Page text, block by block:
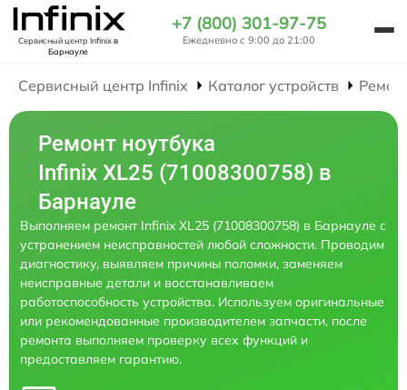
Сервисный центр Infinixв
Барнауле
+7 (800) 301-97-75
Ежедневно с 9:00 до 21:00
Сервисный центр Infinix Каталог устройств
Ремонт ноутбука
Infinix XL25 (71008300758) в
Барнауле
Выполняем ремонт Infinix XL25 (71008300758) в Барнауле с
устранением неисправностей любой сложности. Проводим
диагностику, выявляем причины поломки, заменяем
неисправные детали и восстанавливаем
работоспособность устройства. Используем оригинальные
или рекомендованные производителем запчасти, после
ремонта выполняем проверку всех функций и
предоставляем гарантию.